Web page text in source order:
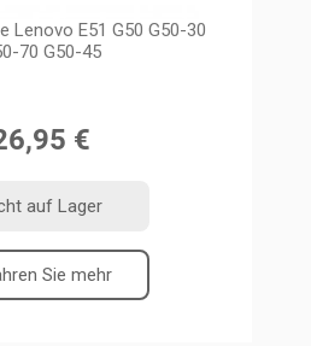
Lenovo E51 G50 G50-30
70 G50-45
€
auf Lager
Sie mehr